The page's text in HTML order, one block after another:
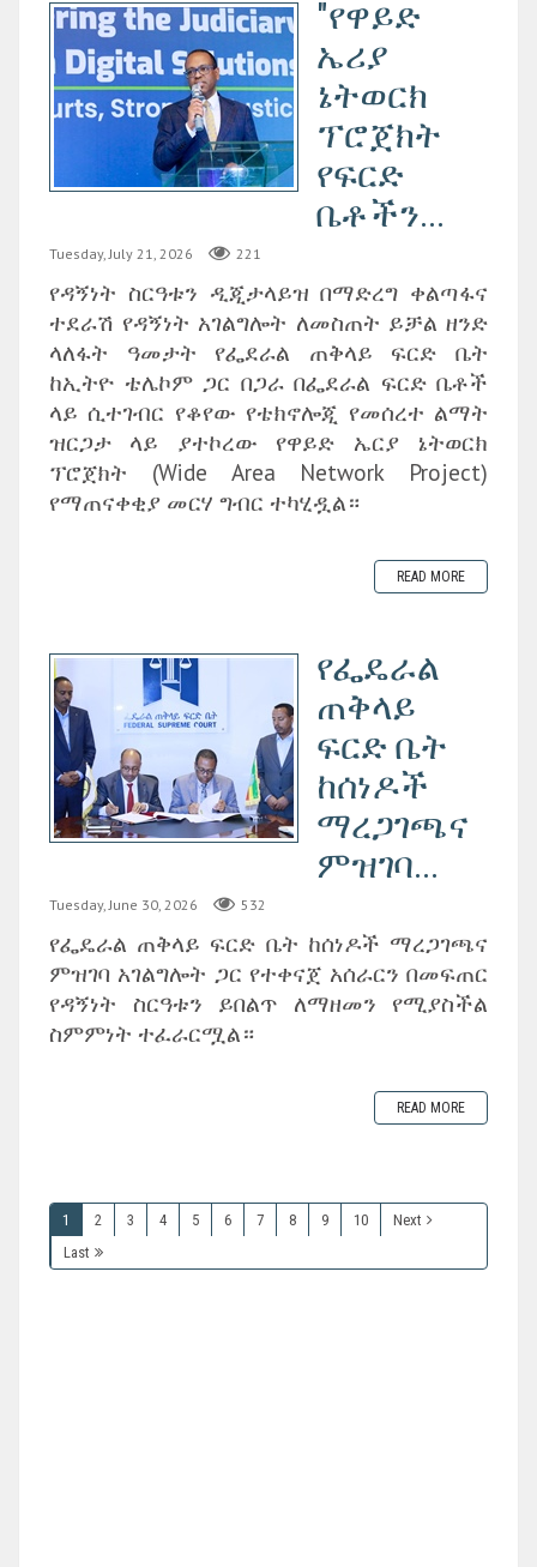
"የዋይድ
ኤሪያ
ኔትወርክ
ፕሮጀክት
የፍርድ
ቤቶችን...
Tuesday, July 21, 2026 221
የዳኝነት ስርዓቱን ዲጂታላይዝ በማድረግ ቀልጣፋና
ተደራሽ የዳኝነት አገልግሎት ለመስጠት ይቻል ዘንድ
ላለፋት ዓመታት የፌደራል ጠቅላይ ፍርድ ቤት
ከኢትዮ ቴሌኮም ጋር በጋራ በፌደራል ፍርድ ቤቶች
ላይ ሲተገብር የቆየው የቴክኖሎጂ የመሰረተ ልማት
ዝርጋታ ላይ ያተኮረው የዋይድ ኤርያ ኔትወርክ
ፕሮጀክት (Wide Area Network Project)
የማጠናቀቂያ መርሃ ግብር ተካሂዷል።
READ MORE
የፌዴራል
ጠቅላይ
ፍርድ ቤት
ከሰነዶች
ማረጋገጫና
ምዝገባ...
Tuesday, June 30, 2026 532
‎የፌዴራል ጠቅላይ ፍርድ ቤት ከሰነዶች ማረጋገጫና
ምዝገባ አገልግሎት ጋር የተቀናጀ አሰራርን በመፍጠር
የዳኝነት ስርዓቱን ይበልጥ ለማዘመን የሚያስችል
ስምምነት ተፈራርሟል።
READ MORE
1 2 3 4 5 6 7 8 9 10
Next
Last